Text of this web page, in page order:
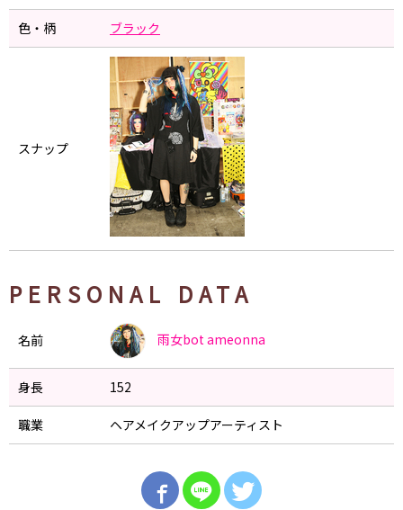
色・柄 ブラック
スナップ
PERSONAL DATA
名前 雨女bot ameonna
身長 152
職業 ヘアメイクアップアーティスト